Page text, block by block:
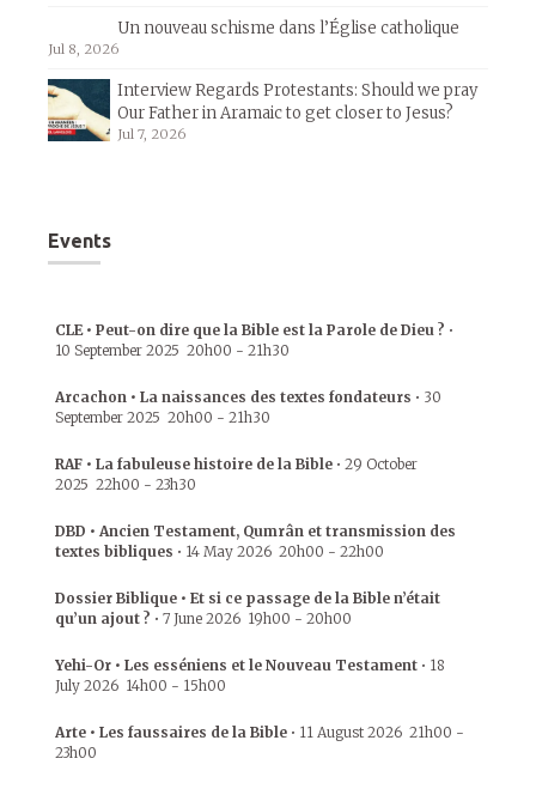
Un nouveau schisme dans l’Église catholique
Jul 8, 2026
Interview Regards Protestants: Should we pray
Our Father in Aramaic to get closer to Jesus?
Jul 7, 2026
Events
CLE • Peut-on dire que la Bible est la Parole de Dieu ? •
10 September 2025 20h00 - 21h30
Arcachon • La naissances des textes fondateurs • 30
September 2025 20h00 - 21h30
RAF • La fabuleuse histoire de la Bible • 29 October
2025 22h00 - 23h30
DBD • Ancien Testament, Qumrân et transmission des
textes bibliques • 14 May 2026 20h00 - 22h00
Dossier Biblique • Et si ce passage de la Bible n’était
qu’un ajout ? • 7 June 2026 19h00 - 20h00
Yehi-Or • Les esséniens et le Nouveau Testament • 18
July 2026 14h00 - 15h00
Arte • Les faussaires de la Bible • 11 August 2026 21h00 -
23h00